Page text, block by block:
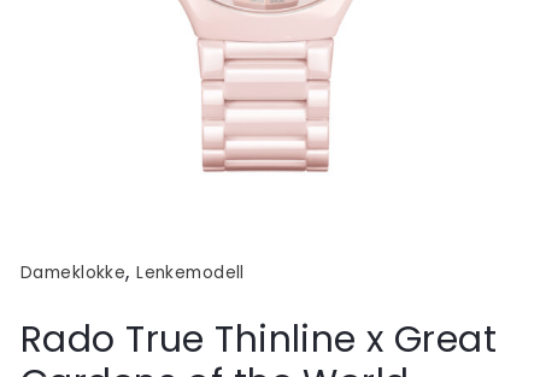
Dameklokke,Lenkemodell
Rado True Thinline x Great